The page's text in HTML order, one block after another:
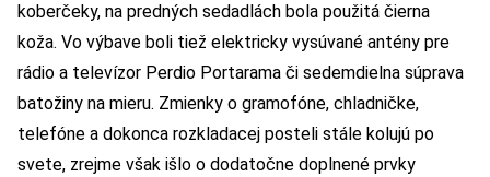
koberčeky, na predných sedadlách bola použitá čierna
koža. Vo výbave boli tiež elektricky vysúvané antény pre
rádio a televízor Perdio Portarama či sedemdielna súprava
batožiny na mieru. Zmienky o gramofóne, chladničke,
telefóne a dokonca rozkladacej posteli stále kolujú po
svete, zrejme však išlo o dodatočne doplnené prvky